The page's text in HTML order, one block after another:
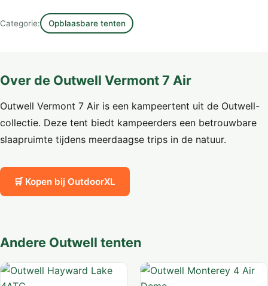
Categorie: Opblaasbare tenten
Over de Outwell Vermont 7 Air
Outwell Vermont 7 Air is een kampeertent uit de Outwell-
collectie. Deze tent biedt kampeerders een betrouwbare
slaapruimte tijdens meerdaagse trips in de natuur.
🛒 Kopen bij OutdoorXL
Andere Outwell tenten